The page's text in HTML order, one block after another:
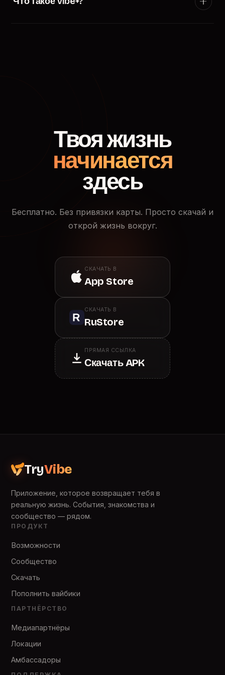
Твоя жизнь
начинается
здесь
Бесплатно. Без привязки карты. Просто скачай и
открой жизнь вокруг.
СКАЧАТЬ В
App Store
СКАЧАТЬ В
RuStore
ПРЯМАЯ ССЫЛКА
Скачать APK
TryVibe
Приложение, которое возвращает тебя в
реальную жизнь. События, знакомства и
сообщество — рядом.
ПРОДУКТ
Возможности
Сообщество
Скачать
Пополнить вайбики
ПАРТНЁРСТВО
Медиапартнёры
Локации
Амбассадоры